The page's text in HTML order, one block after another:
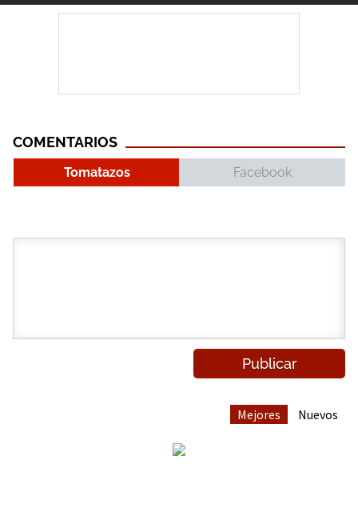
COMENTARIOS
Tomatazos Facebook
Mejores Nuevos